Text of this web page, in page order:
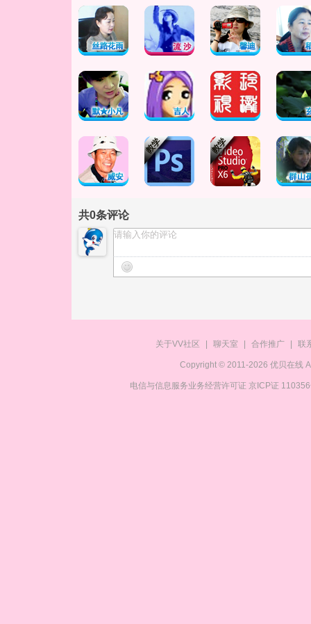
共0条评论
关于VV社区 聊天室 合作推广 联
Copyright © 2011-2026 优贝在线
电信与信息服务业务经营许可证 京ICP证